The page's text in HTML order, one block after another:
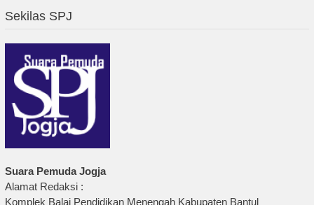
Sekilas SPJ
Suara Pemuda Jogja
Alamat Redaksi :
Komplek Balai Pendidikan Menengah Kabupaten Bantul